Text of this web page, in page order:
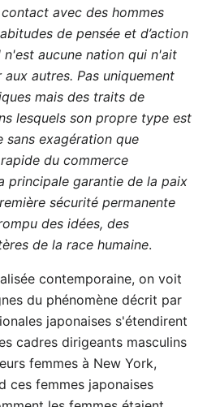
avec des hommes
de pensée et d’action
aucune nation qui n'ait
autres. Pas uniquement
mais des traits de
lesquels son propre type est
sans exagération que
du commerce
principale garantie de la paix
sécurité permanente
des idées, des
de la race humaine.
contemporaine, on voit
du phénomène décrit par
japonaises s'étendirent
cadres dirigeants masculins
femmes à New York,
ces femmes japonaises